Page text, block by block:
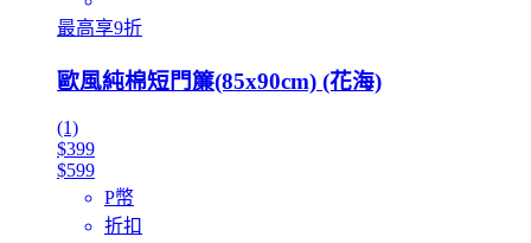
最高享9折
歐風純棉短門簾(85x90cm) (花海)
(1)
$399
$599
P幣
折扣